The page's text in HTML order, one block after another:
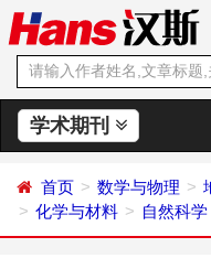
学术期刊
首页 数学与物理
化学与材料
自然科学